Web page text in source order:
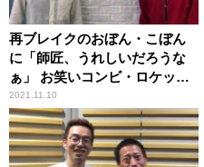
再ブレイクのおぼん・こぼん
に「師匠、うれしいだろうな
ぁ」 お笑いコンビ・ロケット
団が語る『師匠の願い』
2021.11.10